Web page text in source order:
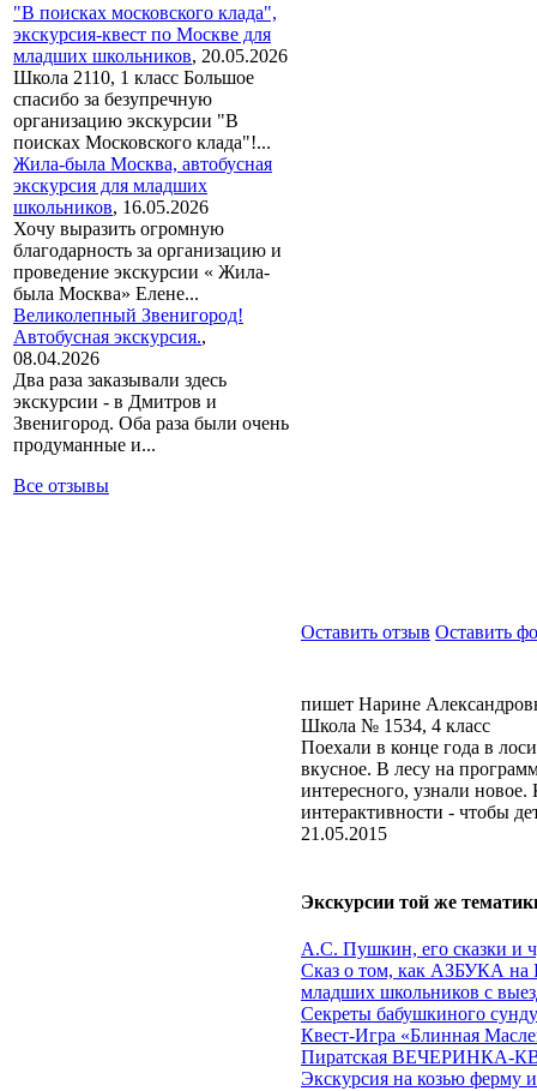
"В поисках московского клада",
экскурсия-квест по Москве для
младших школьников, 20.05.2026
Школа 2110, 1 класс Большое
спасибо за безупречную
организацию экскурсии "В
поисках Московского клада"!...
Жила-была Москва, автобусная
экскурсия для младших
школьников, 16.05.2026
Хочу выразить огромную
благодарность за организацию и
проведение экскурсии « Жила-
была Москва» Елене...
Великолепный Звенигород!
Автобусная экскурсия.,
08.04.2026
Два раза заказывали здесь
экскурсии - в Дмитров и
Звенигород. Оба раза были очень
продуманные и...
Все отзывы
Оставить отзыв Оставить
пишет Нарине
Школа № 1534, 4 класс
Поехали в конце года в
вкусное. В лесу на
интересного, узнали
интерактивности - чтобы
21.05.2015
Экскурсии той же
А.С. Пушкин, его сказки и
Сказ о том, как АЗБУКА на
младших школьников с
Секреты бабушкиного
Квест-Игра «Блинная
Пиратская ВЕЧЕРИНКА-
Экскурсия на козью ферму